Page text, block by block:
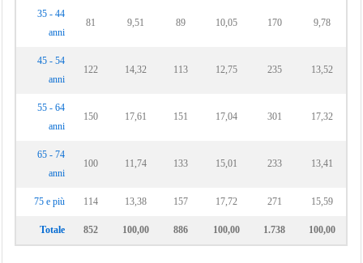
35 - 44
anni
81 9,51 89 10,05 170 9,78
45 - 54
anni
122 14,32 113 12,75 235 13,52
55 - 64
anni
150 17,61 151 17,04 301 17,32
65 - 74
anni
100 11,74 133 15,01 233 13,41
75 e più 114 13,38 157 17,72 271 15,59
Totale 852 100,00 886 100,00 1.738 100,00